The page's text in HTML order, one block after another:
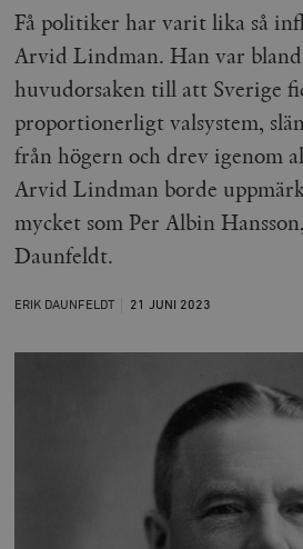
Få politiker har varit lika så
Arvid Lindman. Han var
huvudorsaken till att Sverige
proportionerligt valsystem,
från högern och drev igenom
Arvid Lindman borde
mycket som Per Albin
Daunfeldt.
ERIK DAUNFELDT 21 JUNI 2023